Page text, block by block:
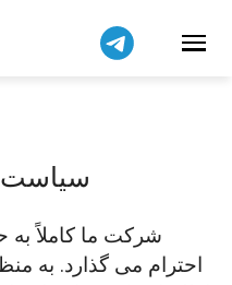
شرکت ما کاملاً
احترام می گذارد. به